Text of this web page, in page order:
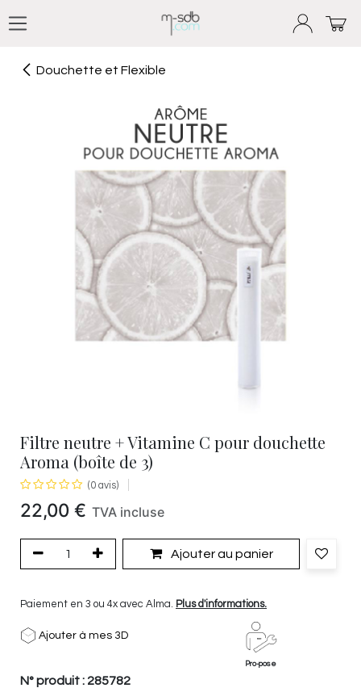
Douchette et Flexible
Filtre neutre + Vitamine C pour douchette
Aroma (boîte de 3)
(0 avis)
22,00 € TVA incluse
Ajouter au panier
Paiement en 3 ou 4x avec Alma. Plus d'informations.
Ajouter à mes 3D
Pro-pose
N° produit : 285782